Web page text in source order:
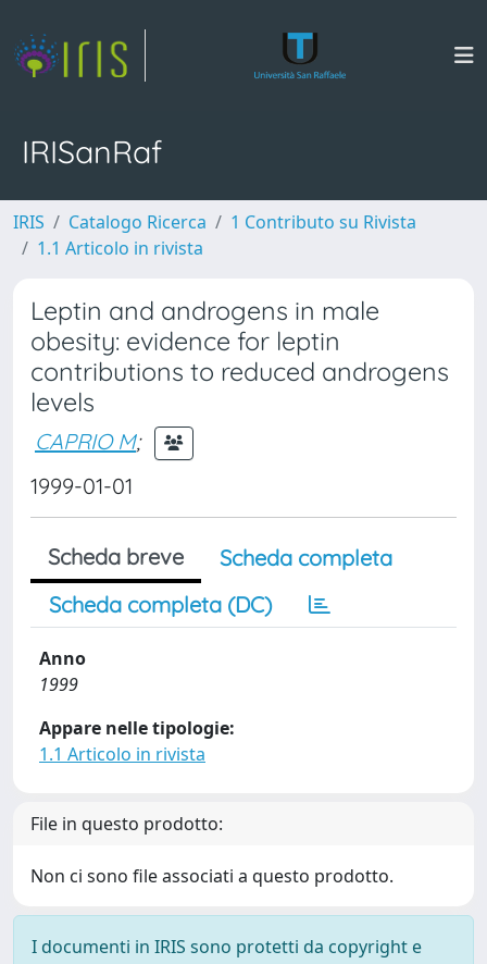
IRISanRaf
IRIS Catalogo Ricerca
1 Contributo su Rivista
1.1 Articolo in rivista
Leptin and androgens in male
obesity: evidence for leptin
contributions to reduced androgens
levels
CAPRIO M;
1999-01-01
Scheda breve
Scheda completa
Scheda completa (DC)
Anno
1999
Appare nelle tipologie:
1.1 Articolo in rivista
File in questo prodotto:
Non ci sono file associati a questo prodotto.
I documenti in IRIS sono protetti da copyright e